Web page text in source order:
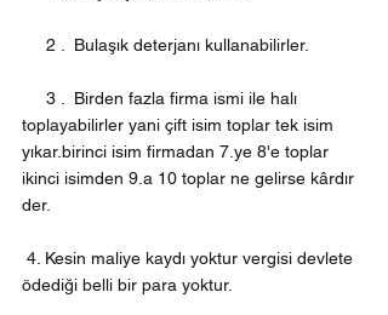
     2 .  Bulaşık deterjanı kullanabilirler.
toplayabilirler yani çift isim toplar tek isim
yıkar.birinci isim firmadan 7.ye 8'e toplar
ikinci isimden 9.a 10 toplar ne gelirse kârdır
der.
ödediği belli bir para yoktur.